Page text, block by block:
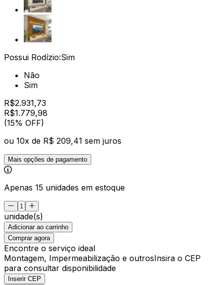
Possui Rodízio:Sim
Não
Sim
R$2.931,73
R$1.779,98
(15% OFF)
ou 10x de R$ 209,41 sem juros
Mais opções de pagamento
Apenas 15 unidades em estoque
unidade(s)
Adicionar ao carrinho
Comprar agora
Encontre o serviço ideal
Montagem, Impermeabilização e outrosInsira o CEP
para consultar disponibilidade
Inserir CEP